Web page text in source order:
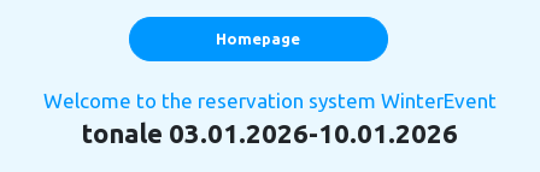
Homepage
Welcome to the reservation system WinterEvent
tonale 03.01.2026-10.01.2026